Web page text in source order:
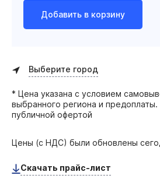
Добавить в корзину
Выберите город
* Цена указана с условием
выбранного региона и
публичной офертой
Цены (с НДС) были обновлены
Скачать прайс-лист